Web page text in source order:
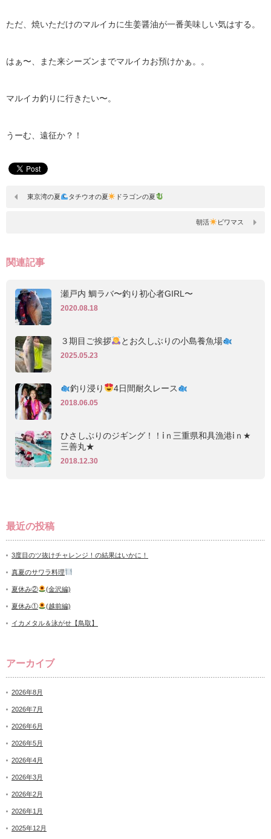
ただ、焼いただけのマルイカに生姜醤油が一番美味しい気はする。
はぁ〜、また来シーズンまでマルイカお預けかぁ。。
マルイカ釣りに行きたい〜。
うーむ、遠征か？！
東京湾の夏 タチウオの夏 ドラゴンの夏
朝活 ビワマス
関連記事
瀬戸内 鯛ラバ〜釣り初心者GIRL〜
2020.08.18
３期目ご挨拶 とお久しぶりの小島養魚場
2025.05.23
釣り浸り 4日間耐久レース
2018.06.05
ひさしぶりのジギング！！ⅰｎ三重県和具漁港ⅰｎ★
三善丸★
2018.12.30
最近の投稿
3度目のツ抜けチャレンジ！の結果はいかに！
真夏のサワラ料理
夏休み② (金沢編)
夏休み① (越前編)
イカメタル＆泳がせ【鳥取】
アーカイブ
2026年8月
2026年7月
2026年6月
2026年5月
2026年4月
2026年3月
2026年2月
2026年1月
2025年12月